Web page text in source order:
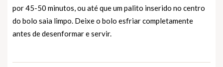
por 45-50 minutos, ou até que um palito inserido no centro
do bolo saia limpo. Deixe o bolo esfriar completamente
antes de desenformar e servir.